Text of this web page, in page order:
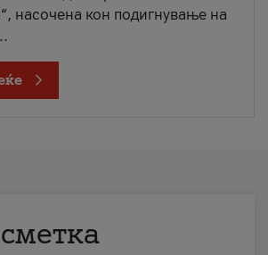
насочена кон подигнување на